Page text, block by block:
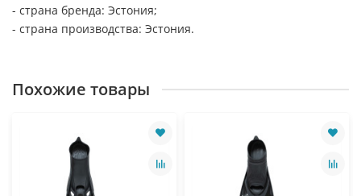
- страна бренда: Эстония;
- страна производства: Эстония.
Похожие товары